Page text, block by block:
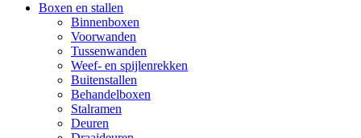
Boxen en stallen
Binnenboxen
Voorwanden
Tussenwanden
Weef- en spijlenrekken
Buitenstallen
Behandelboxen
Stalramen
Deuren